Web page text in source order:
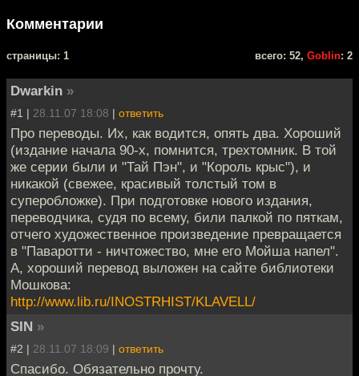
Комментарии
cтраницы: 1 всего: 52, Goblin: 2
Dwarkin »
#1 | 28.11.07 18:08 | ответить
Про переводы. Их, как водится, опять два. Хороший
(издание начала 90-х, помнится, трехтомник. В той
же серии были и "Тай Пэн", и "Король крыс"), и
никакой (свежее, красивый толстый том в
суперобложке). При подготовке нового издания,
переводчика, судя по всему, били палкой по пяткам,
отчего художественное произведение превращается
в "Паваротти - ничтожество, мне его Мойша напел".
А, хороший перевод выложен на сайте библиотеки
Мошкова:
http://www.lib.ru/INOSTRHIST/KLAVELL/
SIN »
#2 | 28.11.07 18:09 | ответить
Спасибо. Обязательно прочту.